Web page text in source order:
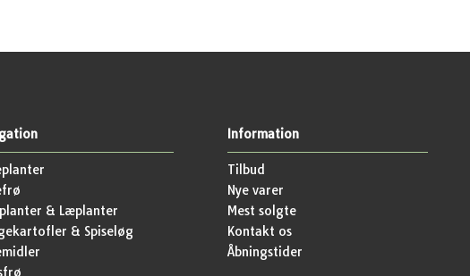
& Læplanter
& Spiseløg
Information
Tilbud
Nye varer
Mest solgte
Kontakt os
Åbningstider